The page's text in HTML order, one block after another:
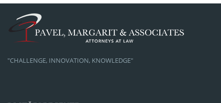
"CHALLENGE, INNOVATION, KNOWLEDGE"